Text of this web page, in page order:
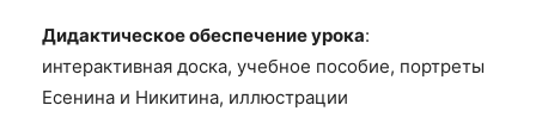
Дидактическое обеспечение урока:
интерактивная доска, учебное пособие, портреты
Есенина и Никитина, иллюстрации